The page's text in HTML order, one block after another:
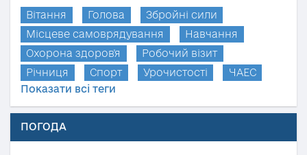
Вітання Голова
Збройні сили
Місцеве самоврядування
Навчання
Охорона здоров'я
Робочий візит
Річниця
Спорт Урочистості
ЧАЕС
Показати всі теги
ПОГОДА